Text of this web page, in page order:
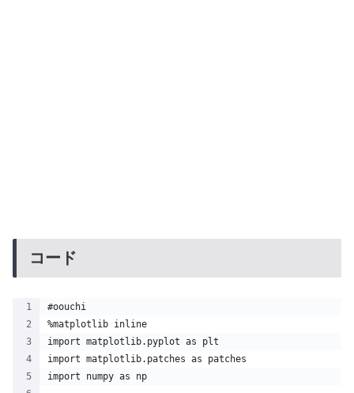
コード
#oouchi
%matplotlib inline
import matplotlib.pyplot as plt
import matplotlib.patches as patches
import numpy as np